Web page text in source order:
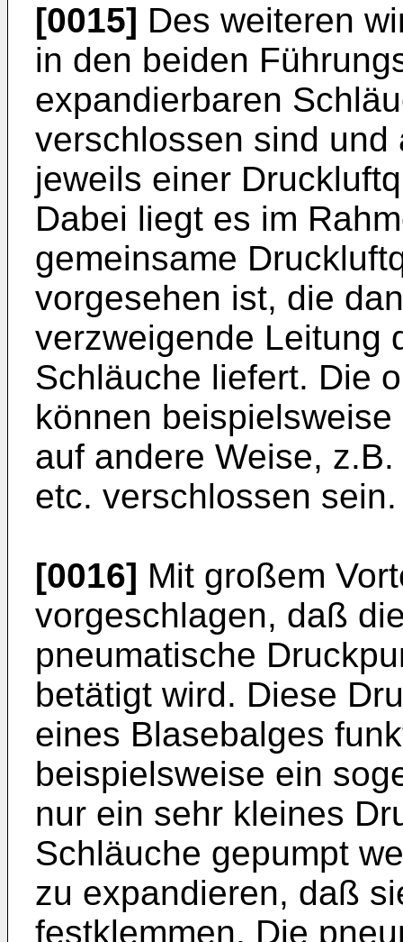
[0015] Des weiteren
in den beiden
expandierbaren
verschlossen sind und
jeweils einer
Dabei liegt es im
gemeinsame
vorgesehen ist, die
verzweigende Leitung
Schläuche liefert. Die
können
auf andere Weise,
etc. verschlossen sein.
[0016] Mit großem
vorgeschlagen, daß
pneumatische
betätigt wird. Diese
eines Blasebalges
beispielsweise ein
nur ein sehr kleines
Schläuche gepumpt
zu expandieren, daß
festklemmen. Die